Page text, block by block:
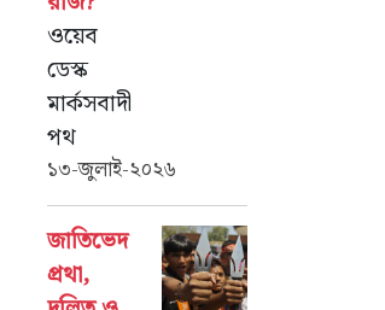
ওয়েব
ডেস্ক
মার্কসবাদী
পথ
১৩-জুলাই-২০২৬
জাতিভেদ
প্রথা,